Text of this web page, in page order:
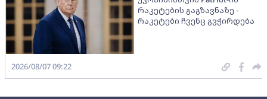
რაკეტების გაგზავნაზე -
რაკეტები ჩვენც გვჭირდება
2026/08/07 09:22